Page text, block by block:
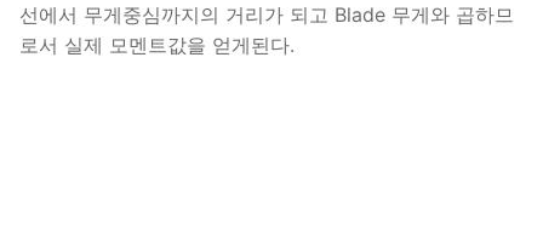
선에서 무게중심까지의 거리가 되고 Blade 무게와 곱하므
로서 실제 모멘트값을 얻게된다.